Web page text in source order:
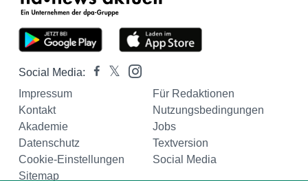
Social Media:
Impressum
Für Redaktionen
Kontakt
Nutzungsbedingungen
Akademie
Jobs
Datenschutz
Textversion
Cookie-Einstellungen
Social Media
Sitemap